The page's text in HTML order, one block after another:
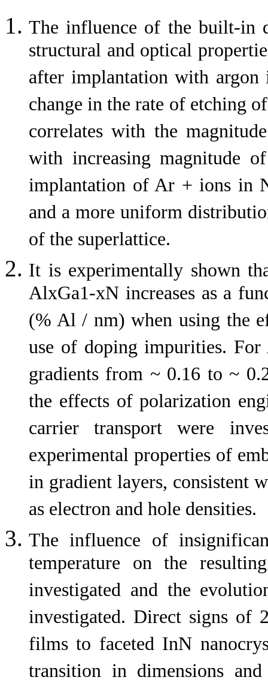
The influence of the built-in
structural and optical
after implantation with
change in the rate of etching
correlates with the
with increasing magnitude
implantation of Ar + ions in
and a more uniform
of the superlattice.
It is experimentally shown
AlxGa1-xN increases as a
(% Al / nm) when using the
use of doping impurities.
gradients from ~ 0.16 to ~
the effects of polarization
carrier transport were
experimental properties of
in gradient layers, consistent
as electron and hole densities.
The influence of
temperature on the
investigated and the
investigated. Direct signs of
films to faceted InN
transition in dimensions